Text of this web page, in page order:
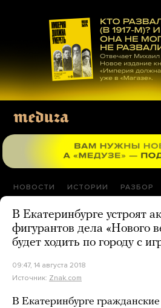
материалам
НОВОСТИ ИСТОРИИ РАЗБОР
В Екатеринбурге устроят
фигурантов дела «Нового
будет ходить по городу с
09:47, 14 августа 2018
Источник: Znak.com
В Екатеринбурге